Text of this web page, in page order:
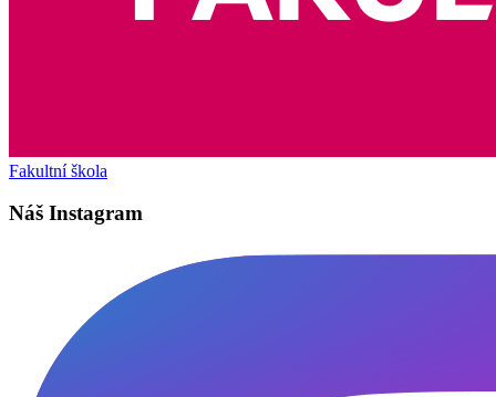
Fakultní škola
Náš Instagram